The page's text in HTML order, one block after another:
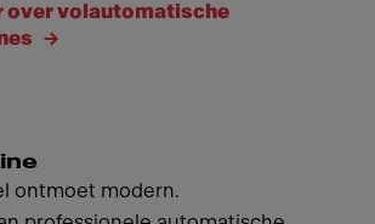
over volautomatische
ontmoet modern.